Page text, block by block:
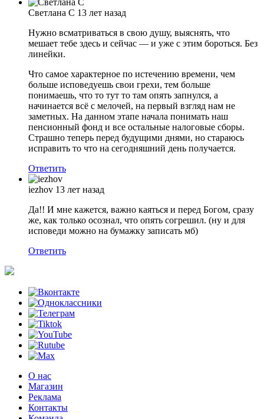
Светлана С 13 лет назад
Нужно всматриваться в свою душу, выяснять, что
мешает тебе здесь и сейчас — и уже с этим бороться. Без
линейки.
Что самое характерное по истечению времени, чем
больше исповедуешь свои грехи, тем больше
понимаешь, что то тут то там опять запнулся, а
начинается всё с мелочей, на первый взгляд нам не
заметных. На данном этапе начала понимать наш
пенсионный фонд и все остальные налоговые сборы.
Страшно теперь перед будущими днями, но стараюсь
исправить то что на сегодняшний день получается.
Ответить
iezhov 13 лет назад
Да!! И мне кажется, важно каяться и перед Богом, сразу
же, как только осознал, что опять согрешил. (ну и для
исповеди можно на бумажку записать мб)
Ответить
О нас
Магазин
Реклама
Контакты